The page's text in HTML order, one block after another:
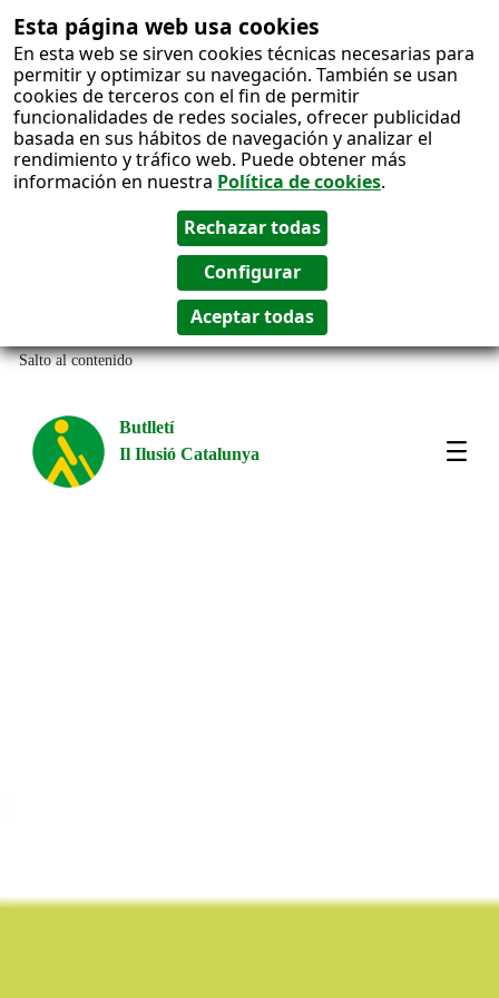
Esta página web usa cookies
En esta web se sirven cookies técnicas necesarias para
permitir y optimizar su navegación. También se usan
cookies de terceros con el fin de permitir
funcionalidades de redes sociales, ofrecer publicidad
basada en sus hábitos de navegación y analizar el
rendimiento y tráfico web. Puede obtener más
información en nuestra Política de cookies.
Salto al contenido
Butlletí
Il Ilusió Catalunya